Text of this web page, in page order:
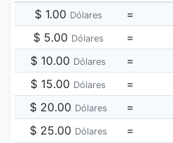
$ 1.00 Dólares =
$ 5.00 Dólares =
$ 10.00 Dólares =
$ 15.00 Dólares =
$ 20.00 Dólares =
$ 25.00 Dólares =